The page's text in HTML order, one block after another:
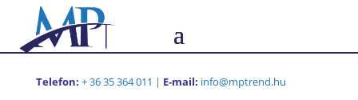
Telefon: + 36 35 364 011 | E-mail: info@mptrend.hu